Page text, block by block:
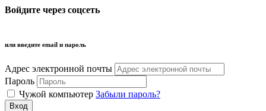
Войдите через соцсеть
или введите email и пароль
Адрес электронной почты
Пароль
Чужой компьютер Забыли пароль?